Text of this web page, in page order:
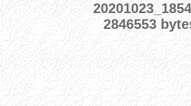
2846553